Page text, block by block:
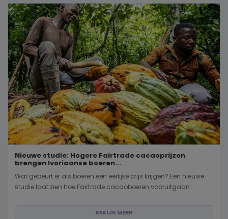
Nieuwe studie: Hogere Fairtrade cacaoprijzen
brengen Ivoriaanse boeren...
Wat gebeurt er als boeren een eerlijke prijs krijgen? Een nieuwe
studie laat zien hoe Fairtrade cacaoboeren vooruitgaan
BEKIJK MEER